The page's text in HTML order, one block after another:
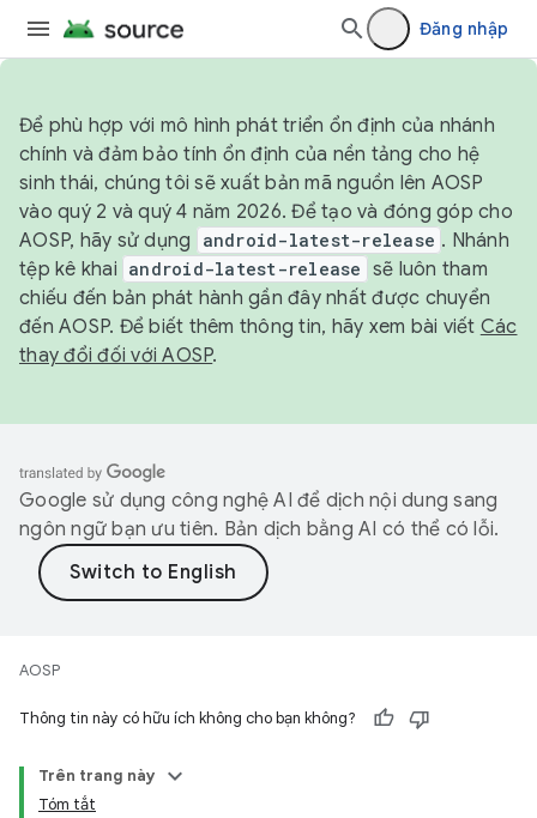
Đăng nhập
Để phù hợp với mô hình phát triển ổn định của nhánh
chính và đảm bảo tính ổn định của nền tảng cho hệ
sinh thái, chúng tôi sẽ xuất bản mã nguồn lên AOSP
vào quý 2 và quý 4 năm 2026. Để tạo và đóng góp cho
AOSP, hãy sử dụng
android-latest-release . Nhánh
tệp kê khai android-latest-release sẽ luôn tham
chiếu đến bản phát hành gần đây nhất được chuyển
đến AOSP. Để biết thêm thông tin, hãy xem bài viết Các
thay đổi đối với AOSP.
Google sử dụng công nghệ AI để dịch nội dung sang
ngôn ngữ bạn ưu tiên. Bản dịch bằng AI có thể có lỗi.
AOSP
Thông tin này có hữu ích không cho bạn không?
Trên trang này
Tóm tắt